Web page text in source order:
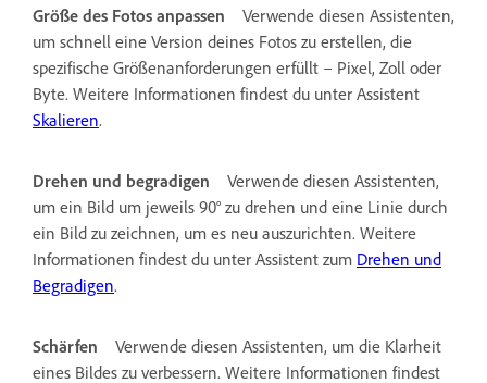
Größe des Fotos anpassen
Verwende diesen Assistenten,
um schnell eine Version deines Fotos zu erstellen, die
spezifische Größenanforderungen erfüllt – Pixel, Zoll oder
Byte. Weitere Informationen findest du unter Assistent
Skalieren.
Drehen und begradigen
Verwende diesen Assistenten,
um ein Bild um jeweils 90° zu drehen und eine Linie durch
ein Bild zu zeichnen, um es neu auszurichten. Weitere
Informationen findest du unter Assistent zum Drehen und
Begradigen.
Schärfen
Verwende diesen Assistenten, um die Klarheit
eines Bildes zu verbessern. Weitere Informationen findest